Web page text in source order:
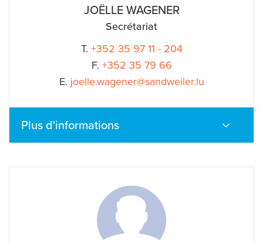
JOËLLE WAGENER
Secrétariat
T. +352 35 97 11 - 204
F. +352 35 79 66
E. joelle.wagener@sandweiler.lu
Plus d'informations